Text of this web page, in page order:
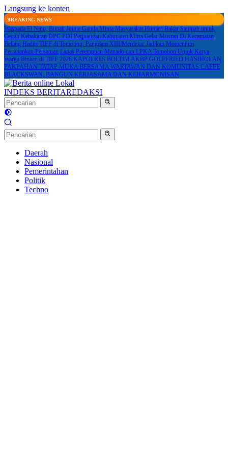
Langsung ke konten
BREAKING NEWS
Waspada El Nino, Bupati Joune Ganda Minta Masyarakat Hindari Bakar Sampah untuk
Cegah Kebakaran DPC PDI Perjuangan Kabupaten Mitra Gelar Musran Di Kecamatan
Belang Hadiri TIFF di Tomohon, Pangdam XIII/Merdeka: Jadikan Momentum
Pertahankan Persatuan Lapas Perempuan Manado dan LPKA Tomohon Unjuk Karya
Warga Binaan di TIFF 2026 KAPOLRES BOLTIM AKBP GOLFFRIED HASIHOLAN
PAKPAHAN TATAP MUKA BERSAMA WARTAWAN DAN KOMUNITAS CAFFE
BLACKSWAN, BANGUN KERJASAMA DAN KEHARMONISAN
INDEKS BERITAREDAKSI
Daerah
Nasional
Pemerintahan
Politik
Techno